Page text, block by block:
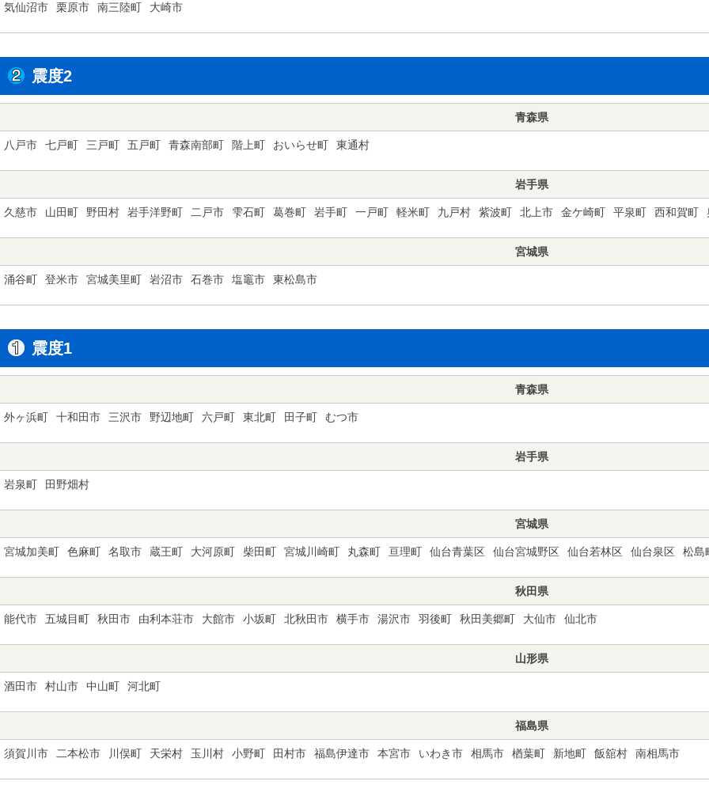
気仙沼市 栗原市 南三陸町 大崎市
震度2
青森県
八戸市 七戸町 三戸町 五戸町 青森南部町 階上町 おいらせ町 東通村
岩手県
久慈市 山田町 野田村 岩手洋野町 二戸市 雫石町 葛巻町 岩手町 一戸町 軽米町 九戸村 紫波町 北上市 金ケ崎町 平泉町 西和賀町
宮城県
涌谷町 登米市 宮城美里町 岩沼市 石巻市 塩竈市 東松島市
震度1
青森県
外ヶ浜町 十和田市 三沢市 野辺地町 六戸町 東北町 田子町 むつ市
岩手県
岩泉町 田野畑村
宮城県
宮城加美町 色麻町 名取市 蔵王町 大河原町 柴田町 宮城川崎町 丸森町 亘理町 仙台青葉区 仙台宮城野区 仙台若林区 仙台泉区 松島
秋田県
能代市 五城目町 秋田市 由利本荘市 大館市 小坂町 北秋田市 横手市 湯沢市 羽後町 秋田美郷町 大仙市 仙北市
山形県
酒田市 村山市 中山町 河北町
福島県
須賀川市 二本松市 川俣町 天栄村 玉川村 小野町 田村市 福島伊達市 本宮市 いわき市 相馬市 楢葉町 新地町 飯舘村 南相馬市